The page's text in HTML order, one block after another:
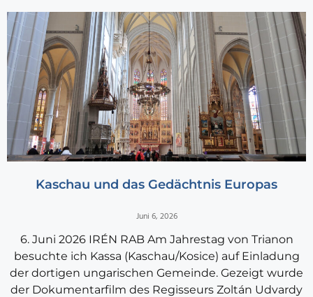
Kaschau und das Gedächtnis Europas
Juni 6, 2026
6. Juni 2026 IRÉN RAB Am Jahrestag von Trianon
besuchte ich Kassa (Kaschau/Kosice) auf Einladung
der dortigen ungarischen Gemeinde. Gezeigt wurde
der Dokumentarfilm des Regisseurs Zoltán Udvardy